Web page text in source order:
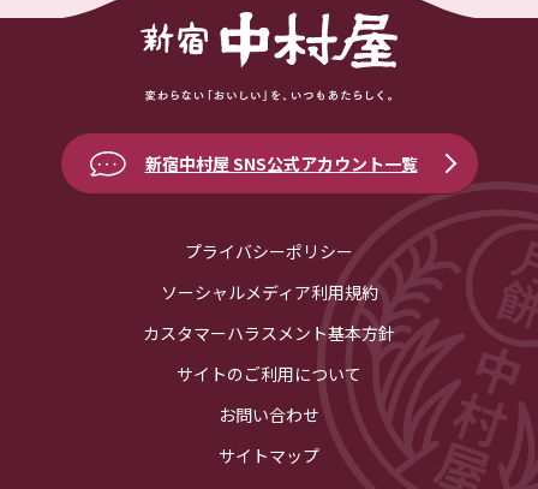
新宿中村屋 SNS公式アカウント一覧
プライバシーポリシー
ソーシャルメディア利用規約
カスタマーハラスメント基本方針
サイトのご利用について
お問い合わせ
サイトマップ